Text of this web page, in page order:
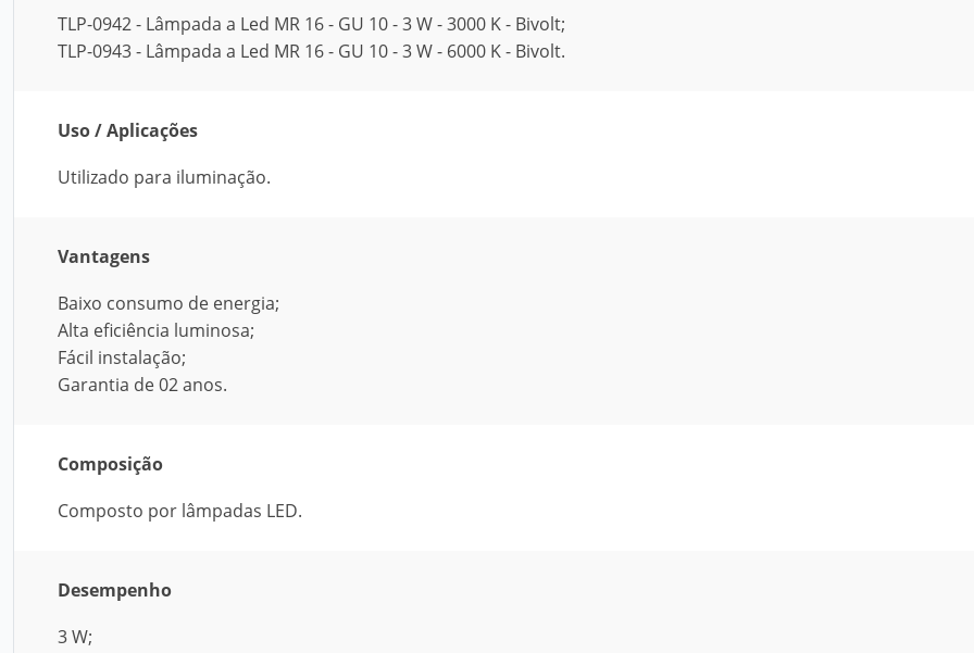
TLP-0942 - Lâmpada a Led MR 16 - GU 10 - 3 W - 3000 K - Bivolt;
TLP-0943 - Lâmpada a Led MR 16 - GU 10 - 3 W - 6000 K - Bivolt.
Uso / Aplicações
Utilizado para iluminação.
Vantagens
Baixo consumo de energia;
Alta eficiência luminosa;
Fácil instalação;
Garantia de 02 anos.
Composição
Composto por lâmpadas LED.
Desempenho
3 W;